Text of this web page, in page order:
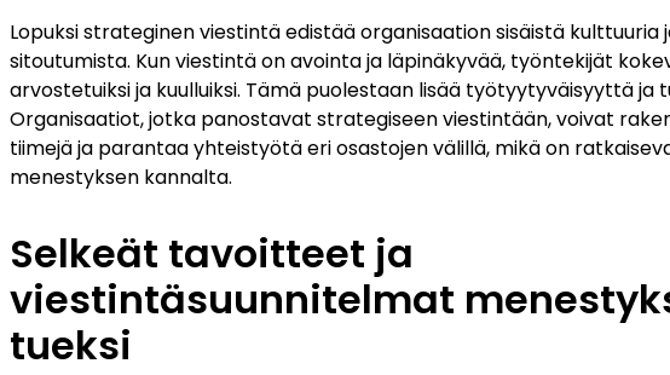
Lopuksi strateginen viestintä edistää organisaation sisäistä kulttuuria
sitoutumista. Kun viestintä on avointa ja läpinäkyvää, työntekijät
arvostetuiksi ja kuulluiksi. Tämä puolestaan lisää työtyytyväisyyttä ja
Organisaatiot, jotka panostavat strategiseen viestintään, voivat
tiimejä ja parantaa yhteistyötä eri osastojen välillä, mikä on
menestyksen kannalta.
Selkeät tavoitteet ja
viestintäsuunnitelmat
tueksi